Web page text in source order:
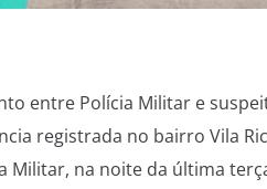
entre Polícia Militar e
registrada no bairro Vila
Militar, na noite da última